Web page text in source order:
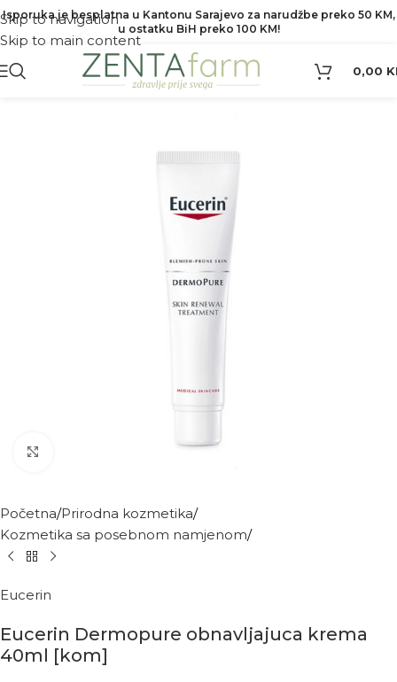
Skip to navigation
Skip to main content
Isporuka je besplatna u Kantonu Sarajevo za narudžbe preko 50 KM,
u ostatku BiH preko 100 KM!
0,00
Početna Prirodna kozmetika
Kozmetika sa posebnom namjenom
Eucerin
Eucerin Dermopure obnavljajuca krema
40ml [kom]